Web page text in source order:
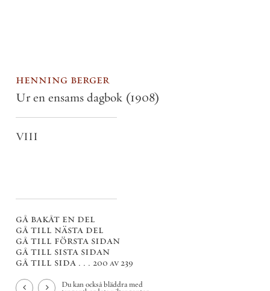
henning berger
Ur en ensams dagbok (1908)
VIII
gå bakåt en del
gå till nästa del
gå till första sidan
gå till sista sidan
gå till sida . . . 200 av 239
Du kan också bläddra med